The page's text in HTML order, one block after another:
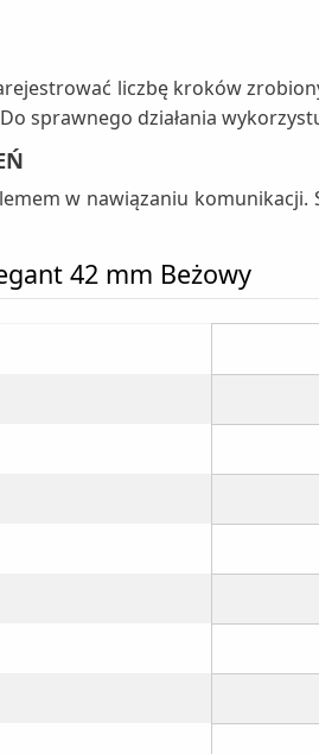
liczbę kroków
sprawnego działania
w nawiązaniu
42 mm Beżowy